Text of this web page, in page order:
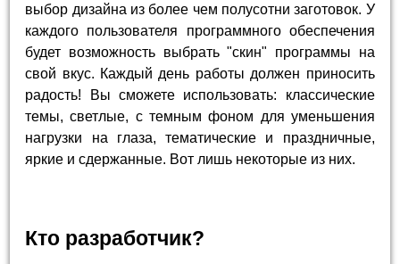
выбор дизайна из более чем полусотни заготовок. У
каждого пользователя программного обеспечения
будет возможность выбрать "скин" программы на
свой вкус. Каждый день работы должен приносить
радость! Вы сможете использовать: классические
темы, светлые, с темным фоном для уменьшения
нагрузки на глаза, тематические и праздничные,
яркие и сдержанные. Вот лишь некоторые из них.
Кто разработчик?